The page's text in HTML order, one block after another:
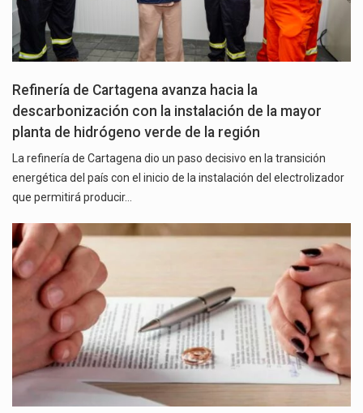
Refinería de Cartagena avanza hacia la
descarbonización con la instalación de la mayor
planta de hidrógeno verde de la región
La refinería de Cartagena dio un paso decisivo en la transición
energética del país con el inicio de la instalación del electrolizador
que permitirá producir…